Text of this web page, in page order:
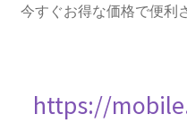
今すぐお得な価格で便利
https://